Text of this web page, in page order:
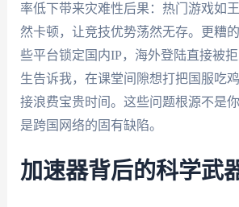
率低下带来灾难性后果：热门游戏如
然卡顿，让竞技优势荡然无存。更糟
些平台锁定国内IP，海外登陆直接被
生告诉我，在课堂间隙想打把国服吃
接浪费宝贵时间。这些问题根源不是
是跨国网络的固有缺陷。
加速器背后的科学武